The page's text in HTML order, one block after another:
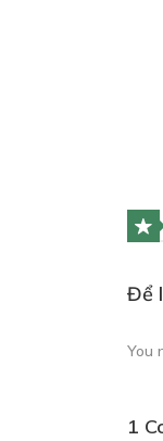
Để
You
1